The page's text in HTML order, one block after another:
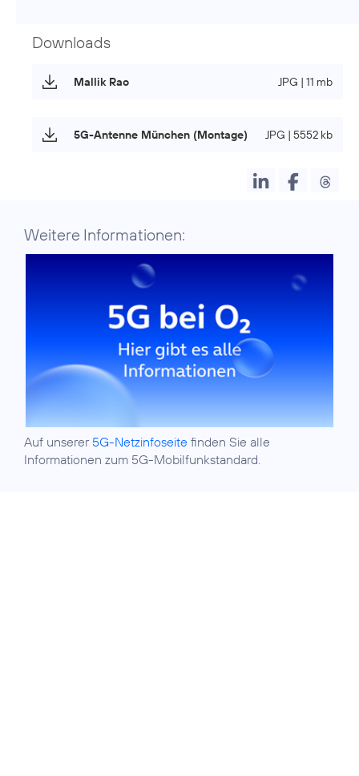
Downloads
Mallik Rao JPG | 11 mb
5G-Antenne München (Montage) JPG | 5552 kb
Weitere Informationen:
Auf unserer 5G-Netzinfoseite finden Sie alle
Informationen zum 5G-Mobilfunkstandard.